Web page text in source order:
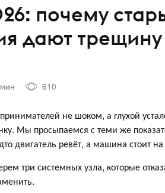
почему
дают трещину
610
не шоком, а глухой
Мы просыпаемся с теми же
двигатель ревёт, а машина стоит
три системных узла, которые